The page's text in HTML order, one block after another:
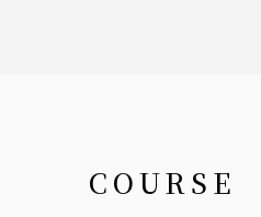
COURSE